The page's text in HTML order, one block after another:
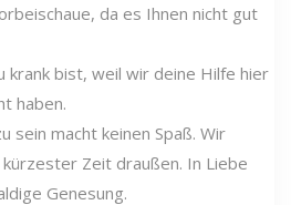
da es Ihnen nicht gut
krank bist, weil wir deine Hilfe hier
haben.
sein macht keinen Spaß. Wir
kürzester Zeit draußen. In Liebe
Genesung.